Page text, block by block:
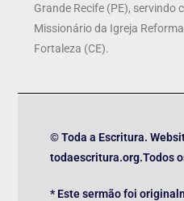
Grande Recife (PE), servindo
Missionário da Igreja
Fortaleza (CE).
© Toda a Escritura.
todaescritura.org.Todos
* Este sermão foi